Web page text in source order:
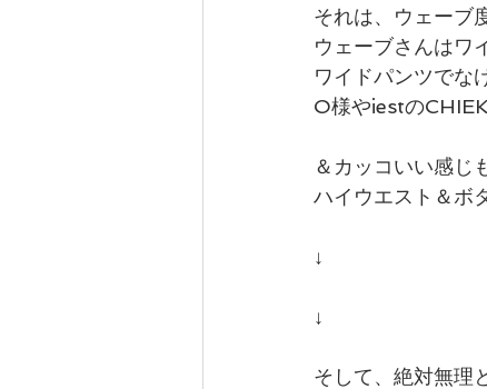
それは、ウェーブ
ウェーブさんはワ
ワイドパンツでな
O様やiestの
＆カッコいい感じ
ハイウエスト＆ボ
↓
↓
そして、絶対無理